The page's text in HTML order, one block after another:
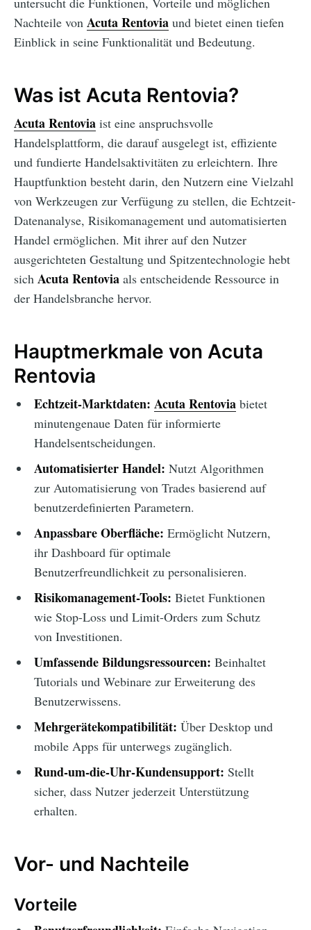
Nachteile von Acuta Rentovia und bietet einen tiefen
Einblick in seine Funktionalität und Bedeutung.
Was ist Acuta Rentovia?
Acuta Rentovia ist eine anspruchsvolle
Handelsplattform, die darauf ausgelegt ist, effiziente
und fundierte Handelsaktivitäten zu erleichtern. Ihre
Hauptfunktion besteht darin, den Nutzern eine Vielzahl
von Werkzeugen zur Verfügung zu stellen, die Echtzeit-
Datenanalyse, Risikomanagement und automatisierten
Handel ermöglichen. Mit ihrer auf den Nutzer
ausgerichteten Gestaltung und Spitzentechnologie hebt
sich Acuta Rentovia als entscheidende Ressource in
der Handelsbranche hervor.
Hauptmerkmale von Acuta
Rentovia
Echtzeit-Marktdaten: Acuta Rentoviabietet
minutengenaue Daten für informierte
Handelsentscheidungen.
Automatisierter Handel: Nutzt Algorithmen
zur Automatisierung von Trades basierend auf
benutzerdefinierten Parametern.
Anpassbare Oberfläche: Ermöglicht Nutzern,
ihr Dashboard für optimale
Benutzerfreundlichkeit zu personalisieren.
Risikomanagement-Tools: Bietet Funktionen
wie Stop-Loss und Limit-Orders zum Schutz
von Investitionen.
Umfassende Bildungsressourcen: Beinhaltet
Tutorials und Webinare zur Erweiterung des
Benutzerwissens.
Mehrgerätekompatibilität: Über Desktop und
mobile Apps für unterwegs zugänglich.
Rund-um-die-Uhr-Kundensupport: Stellt
sicher, dass Nutzer jederzeit Unterstützung
erhalten.
Vor- und Nachteile
Vorteile